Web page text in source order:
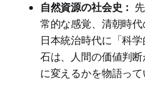
自然資源の社会史：
常的な感覚、清朝時代
日本統治時代に「科
石は、人間の価値判
に変えるかを物語って